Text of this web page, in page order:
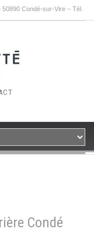
Condé-sur-Vire – Tél.
Condé